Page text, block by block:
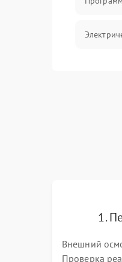
1.
Внешний
Проверка